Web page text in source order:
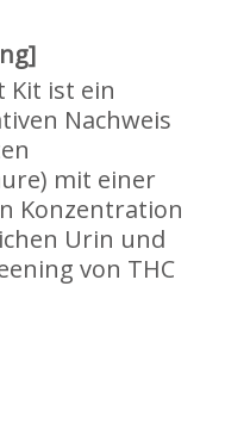
Kit ist ein
Nachweis
mit einer
Konzentration
Urin und
von THC